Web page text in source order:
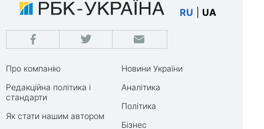
RU UA
Про компанію
Редакційна політика і
стандарти
Як стати нашим автором
Новини України
Аналітика
Політика
Бізнес